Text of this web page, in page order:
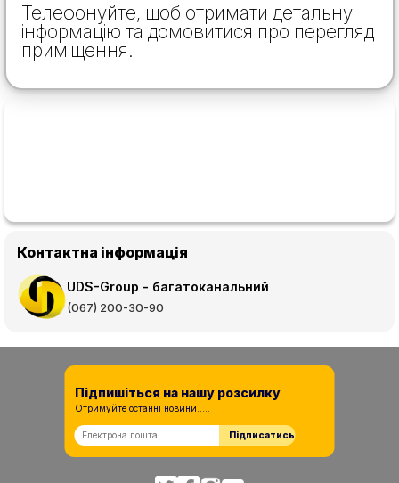
Телефонуйте, щоб отримати детальну
інформацію та домовитися про перегляд
приміщення.
Контактна інформація
UDS-Group - багатоканальний
(067) 200-30-90
Підпишіться на нашу розсилку
Отримуйте останні новини.....
Підписатись